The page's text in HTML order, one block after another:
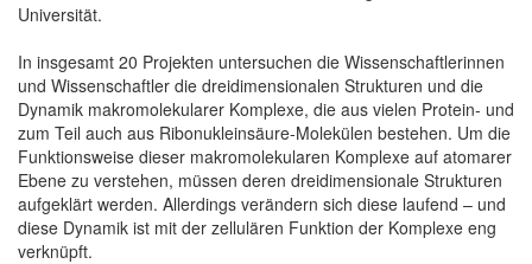
Universität.
In insgesamt 20 Projekten untersuchen die Wissenschaftlerinnen
und Wissenschaftler die dreidimensionalen Strukturen und die
Dynamik makromolekularer Komplexe, die aus vielen Protein- und
zum Teil auch aus Ribonukleinsäure-Molekülen bestehen. Um die
Funktionsweise dieser makromolekularen Komplexe auf atomarer
Ebene zu verstehen, müssen deren dreidimensionale Strukturen
aufgeklärt werden. Allerdings verändern sich diese laufend – und
diese Dynamik ist mit der zellulären Funktion der Komplexe eng
verknüpft.